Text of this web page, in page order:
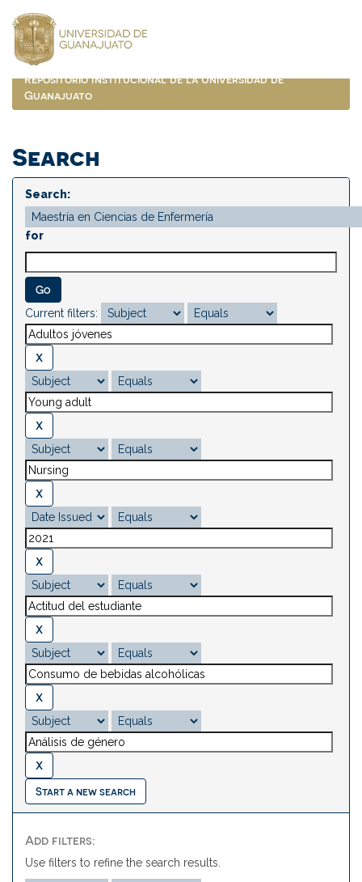
navigation
Repositorio Institucional de la Universidad de
Guanajuato
Search
Search:
for
Current filters:
Start a new search
Add filters:
Use filters to refine the search results.